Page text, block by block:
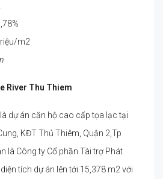
m2
River Thu Thiem
dự án căn hộ cao cấp tọa lạc tại
KĐT Thủ Thiêm, Quận 2,Tp
là Công ty Cổ phần Tài trợ Phát
tích dự án lên tới 15,378 m2 với